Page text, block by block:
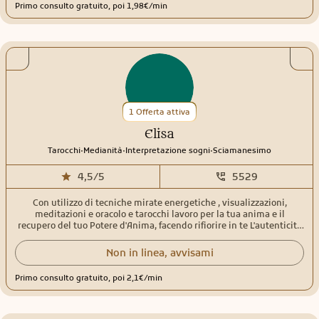
Primo consulto gratuito, poi 1,98€/min
1 Offerta attiva
Elisa
Tarocchi.Medianità.Interpretazione sogni.Sciamanesimo
4,5/5 5529
Con utilizzo di tecniche mirate energetiche , visualizzazioni,
meditazioni e oracolo e tarocchi lavoro per la tua anima e il
recupero del tuo Potere d'Anima, facendo rifiorire in te L'autenticità
progressione d'anima, aiutandovi a direzionarvi sul sentiero della
vostra Autentica Verità.
Non in linea, avvisami
Primo consulto gratuito, poi 2,1€/min